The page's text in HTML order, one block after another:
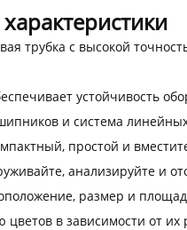
трубка с высокой
устойчивость
и система
простой и
анализируйте и
размер и
в зависимости от их